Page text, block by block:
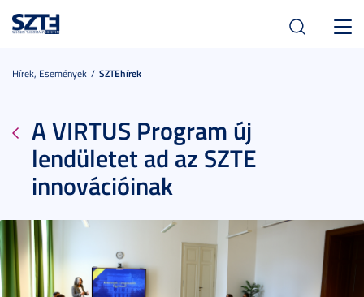
Hírek, Események SZTEhírek
A VIRTUS Program új
lendületet ad az SZTE
innovációinak